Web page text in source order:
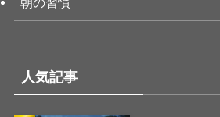
人気記事